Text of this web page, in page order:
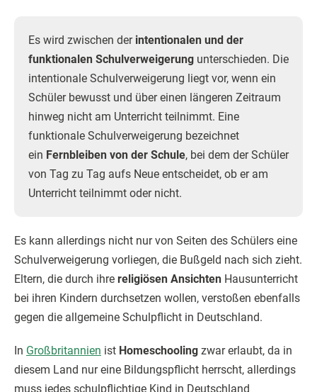
Es wird zwischen der intentionalen und der
funktionalen Schulverweigerung unterschieden. Die
intentionale Schulverweigerung liegt vor, wenn ein
Schüler bewusst und über einen längeren Zeitraum
hinweg nicht am Unterricht teilnimmt. Eine
funktionale Schulverweigerung bezeichnet
ein Fernbleiben von der Schule, bei dem der Schüler
von Tag zu Tag aufs Neue entscheidet, ob er am
Unterricht teilnimmt oder nicht.
Es kann allerdings nicht nur von Seiten des Schülers eine
Schulverweigerung vorliegen, die Bußgeld nach sich zieht.
Eltern, die durch ihre religiösen Ansichten Hausunterricht
bei ihren Kindern durchsetzen wollen, verstoßen ebenfalls
gegen die allgemeine Schulpflicht in Deutschland.
In Großbritannien ist Homeschooling zwar erlaubt, da in
diesem Land nur eine Bildungspflicht herrscht, allerdings
muss jedes schulpflichtige Kind in Deutschland